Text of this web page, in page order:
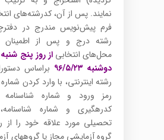
نمایند. پس از آن، کدرشته‌های
فرم پیش‌نویس مندرج در
رشته درج و پس از
محل‌های انتخابی
دوشنبه ۹۶/۵/۲۳
براساس
رشته اینترنتی، با وارد کردن
رمز ورود و شماره شناسنامه
کدرهگیری و شماره
تحصیلی مورد علاقه خود را
گروه آزمایشی مجاز یا گروههای